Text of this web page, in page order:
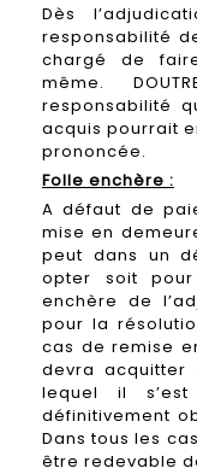
Dès
responsabilité
chargé de
même.
responsabilité
acquis pourrait
prononcée.
Folle enchère :
A défaut de
mise en
peut dans un
opter soit
enchère de
pour la
cas de remise
devra
lequel il
définitivement
Dans tous les
être redevable